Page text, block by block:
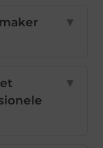
▼
▼